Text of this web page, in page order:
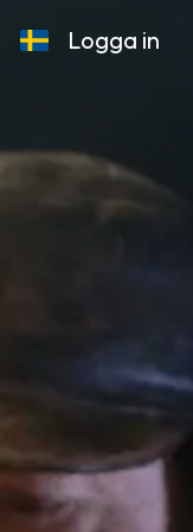
Logga in